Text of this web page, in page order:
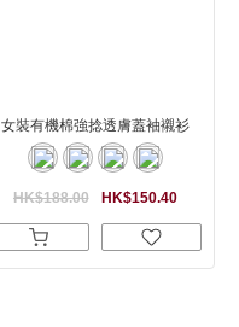
女裝有機棉強捻透膚蓋袖襯衫
HK$150.40
HK$188.00